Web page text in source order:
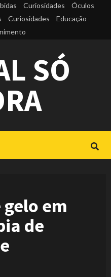
Curiosidades
Óculos
Curiosidades
Educação
SÓ
em
de